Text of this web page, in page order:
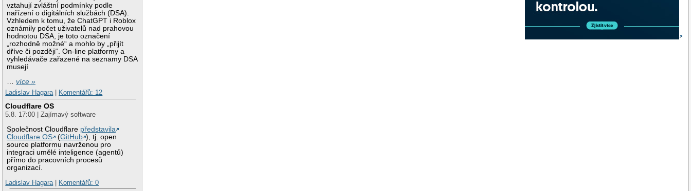
vztahují zvláštní podmínky podle
nařízení o digitálních službách (DSA).
Vzhledem k tomu, že ChatGPT i Roblox
oznámily počet uživatelů nad prahovou
hodnotou DSA, je toto označení
„rozhodně možné“ a mohlo by „přijít
dříve či později“. On-line platformy a
vyhledávače zařazené na seznamy DSA
musejí
…více »
Ladislav Hagara| Komentářů: 12
Cloudflare OS
5.8. 17:00 | Zajímavý software
Společnost Cloudflare představila
Cloudflare OS
(GitHub ), tj. open
source platformu navrženou pro
integraci umělé inteligence (agentů)
přímo do pracovních procesů
organizací.
Ladislav Hagara| Komentářů: 0